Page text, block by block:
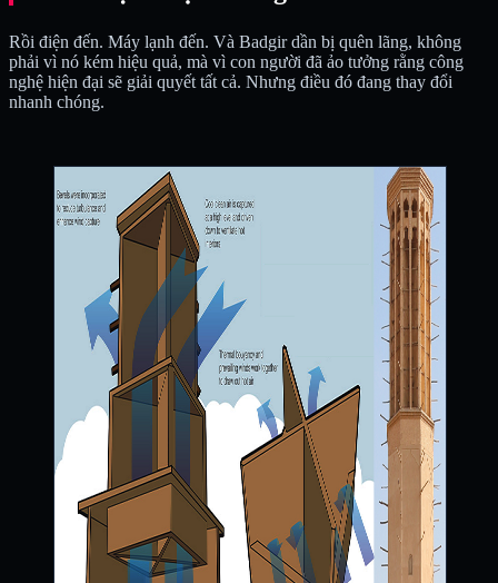
Rồi điện đến. Máy lạnh đến. Và Badgir dần bị quên lãng, không
phải vì nó kém hiệu quả, mà vì con người đã ảo tưởng rằng công
nghệ hiện đại sẽ giải quyết tất cả. Nhưng điều đó đang thay đổi
nhanh chóng.